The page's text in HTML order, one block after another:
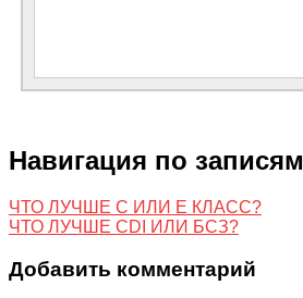
Навигация по записям
ЧТО ЛУЧШЕ C ИЛИ E КЛАСС?
ЧТО ЛУЧШЕ CDI ИЛИ БСЗ?
Добавить комментарий